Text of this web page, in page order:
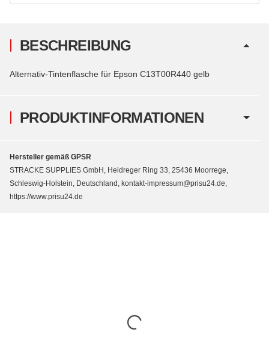
PRODUKTINFORMATIONEN
BESCHREIBUNG
Alternativ-Tintenflasche für Epson C13T00R440 gelb
Hersteller gemäß GPSR
STRACKE SUPPLIES GmbH, Heidreger Ring 33, 25436 Moorrege,
Schleswig-Holstein, Deutschland, kontakt-impressum@prisu24.de,
https://www.prisu24.de